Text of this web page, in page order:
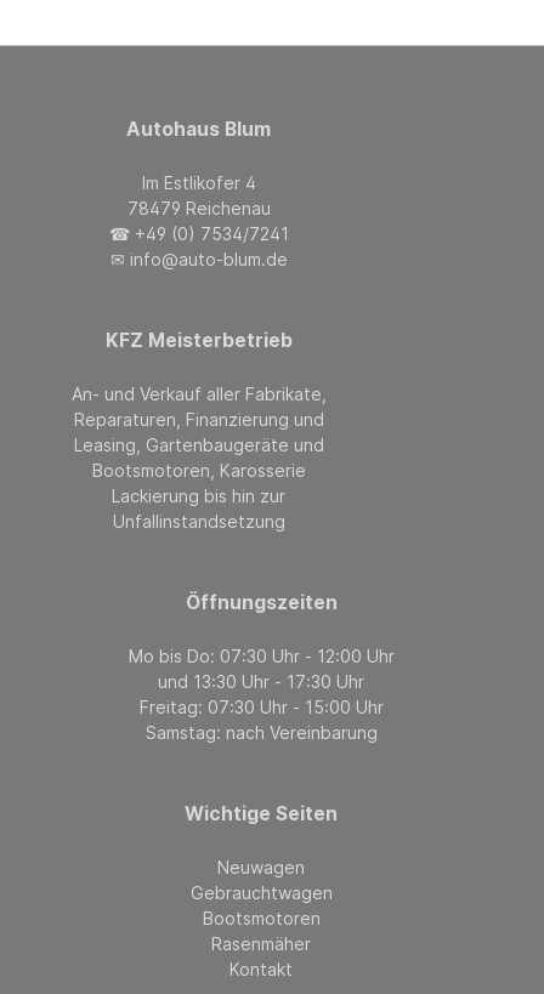
Autohaus Blum
Im Estlikofer 4
78479 Reichenau
☎ +49 (0) 7534/7241
✉ info@auto-blum.de
KFZ Meisterbetrieb
An- und Verkauf aller Fabrikate,
Reparaturen, Finanzierung und
Leasing, Gartenbaugeräte und
Bootsmotoren, Karosserie
Lackierung bis hin zur
Unfallinstandsetzung
Öffnungszeiten
Mo bis Do: 07:30 Uhr - 12:00 Uhr
und 13:30 Uhr - 17:30 Uhr
Freitag: 07:30 Uhr - 15:00 Uhr
Samstag: nach Vereinbarung
Wichtige Seiten
Neuwagen
Gebrauchtwagen
Bootsmotoren
Rasenmäher
Kontakt